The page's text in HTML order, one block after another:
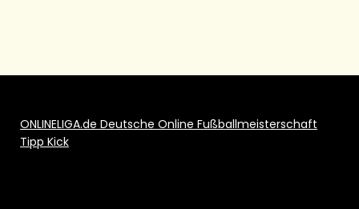
ONLINELIGA.de Deutsche Online Fußballmeisterschaft
Tipp Kick